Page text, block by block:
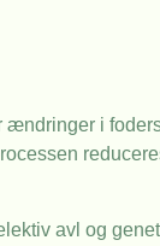
ændringer i
avl og